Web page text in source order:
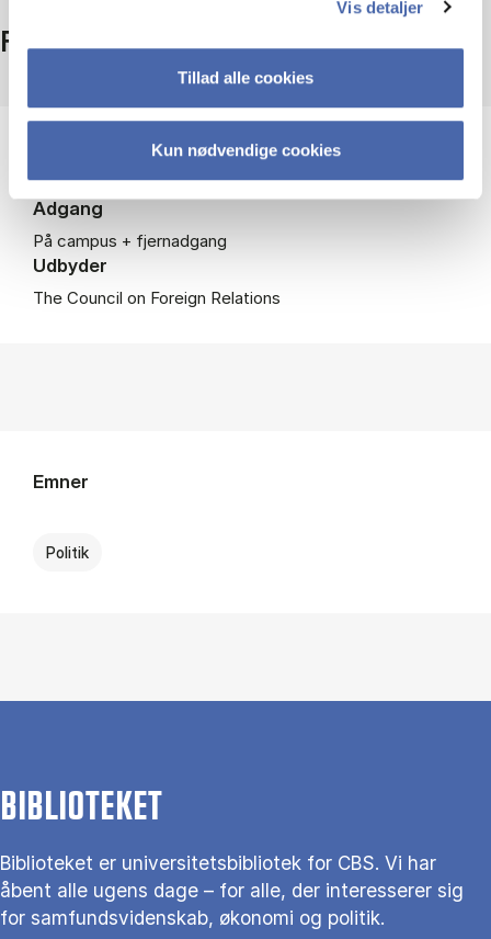
Vis detaljer
Tillad alle cookies
Kun nødvendige cookies
Fakta
1922-
Adgang
På campus + fjernadgang
Udbyder
The Council on Foreign Relations
Emner
Politik
BIBLIOTEKET
Biblioteket er universitetsbibliotek for CBS. Vi har
åbent alle ugens dage – for alle, der interesserer sig
for samfundsvidenskab, økonomi og politik.